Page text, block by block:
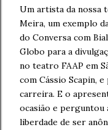
Um artista da nossa
Meira, um exemplo
do Conversa com
Globo para a
no teatro FAAP em
com Cássio Scapin,
carreira. E o
ocasião e perguntou
liberdade de ser